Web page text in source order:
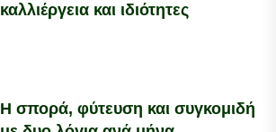
καλλιέργεια και ιδιότητες
Η σπορά, φύτευση και συγκομιδή